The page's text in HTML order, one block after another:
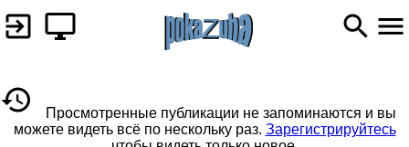
Просмотренные публикации не запоминаются и вы
можете видеть всё по нескольку раз. Зарегистрируйтесь